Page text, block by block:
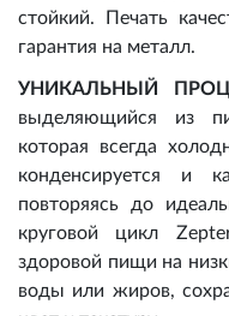
стойкий. Печать
гарантия на металл.
УНИКАЛЬНЫЙ
выделяющийся из
которая всегда
конденсируется и
повторяясь до
круговой цикл
здоровой пищи на
воды или жиров,